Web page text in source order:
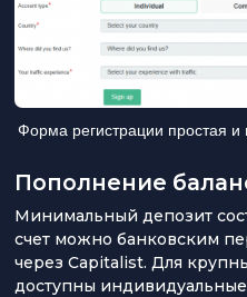
Форма регистрации простая
Пополнение
Минимальный депозит
счет можно банковским
через Capitalist. Для
доступны